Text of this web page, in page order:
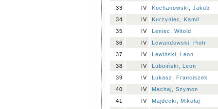
33
IV
Kochanowski, Jakub
34
IV
Kurzyniec, Kamil
35
IV
Leniec, Witold
36
IV
Lewandowski, Piotr
37
IV
Lewiński, Leon
38
IV
Luboiński, Leon
39
IV
Łukasz, Franciszek
40
IV
Machaj, Szymon
41
IV
Majdecki, Mikołaj